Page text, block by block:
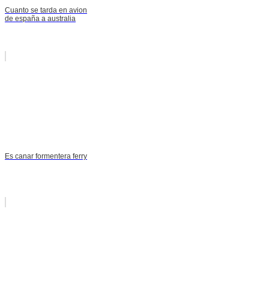
Cuanto se tarda en avion
de españa a australia
Es canar formentera ferry